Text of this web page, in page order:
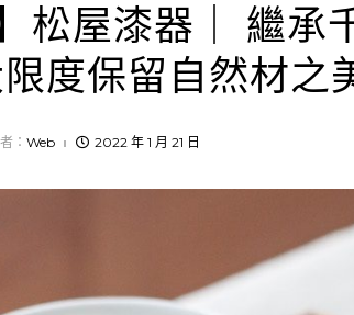
松屋漆器｜ 繼承
度保留自然材之
： Web 2022 年 1 月 21 日